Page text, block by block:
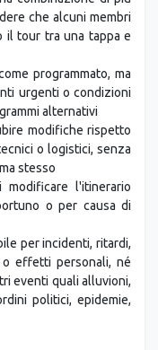
combinazione di più
che alcuni membri
tour tra una tappa e
programmato, ma
urgenti o condizioni
alternativi
modifiche rispetto
o logistici, senza
stesso
l'itinerario
o per causa di
per incidenti, ritardi,
effetti personali, né
eventi quali alluvioni,
politici, epidemie,